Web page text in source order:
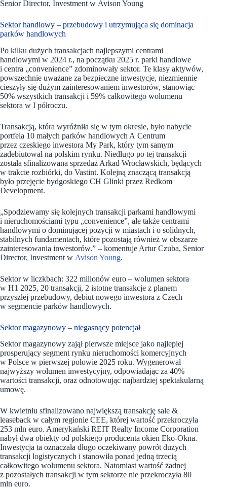
Senior Director, Investment w Avison Young
Sektor handlowy – przebudowy i utrzymująca się dominacja
parków handlowych
Po kilku dużych transakcjach najlepszymi centrami
handlowymi w 2024 r., na początku 2025 r. parki handlowe
i centra „convenience” zdominowały sektor. Te klasy aktywów,
powszechnie uważane za bezpieczne inwestycje, niezmiennie
cieszyły się dużym zainteresowaniem inwestorów, stanowiąc
50% wszystkich transakcji i 59% całkowitego wolumenu
sektora w I półroczu.
Transakcją, która wyróżniła się w tym okresie, było nabycie
portfela 10 małych parków handlowych A Centrum
przez czeskiego inwestora My Park, który tym samym
zadebiutował na polskim rynku. Niedługo po tej transakcji
została sfinalizowana sprzedaż Arkad Wrocławskich, będących
w trakcie rozbiórki, do Vastint. Kolejną znaczącą transakcją
było przejęcie bydgoskiego CH Glinki przez Redkom
Development.
„Spodziewamy się kolejnych transakcji parkami handlowymi
i nieruchomościami typu „convenience”, ale także centrami
handlowymi o dominującej pozycji w miastach i o solidnych,
stabilnych fundamentach, które pozostają również w obszarze
zainteresowania inwestorów.” – komentuje Artur Czuba, Senior
Director, Investment w Avison Young.
Sektor w liczkbach: 322 milionów euro – wolumen sektora
w H1 2025, 20 transakcji, 2 istotne transakcje z planem
przyszłej przebudowy, debiut nowego inwestora z Czech
w segmencie parków handlowych.
Sektor magazynowy – niegasnący potencjał
Sektor magazynowy zajął pierwsze miejsce jako najlepiej
prosperujący segment rynku nieruchomości komercyjnych
w Polsce w pierwszej połowie 2025 roku. Wygenerował
najwyższy wolumen inwestycyjny, odpowiadając za 40%
wartości transakcji, oraz odnotowując najbardziej spektakularną
umowę.
W kwietniu sfinalizowano największą transakcję sale &
leaseback w całym regionie CEE, której wartość przekroczyła
253 mln euro. Amerykański REIT Realty Income Corporation
nabył dwa obiekty od polskiego producenta okien Eko-Okna.
Inwestycja ta oznaczała długo oczekiwany powrót dużych
transakcji logistycznych i stanowiła ponad jedną trzecią
całkowitego wolumenu sektora. Natomiast wartość żadnej
z pozostałych transakcji w tym sektorze nie przekroczyła 80
mln euro.